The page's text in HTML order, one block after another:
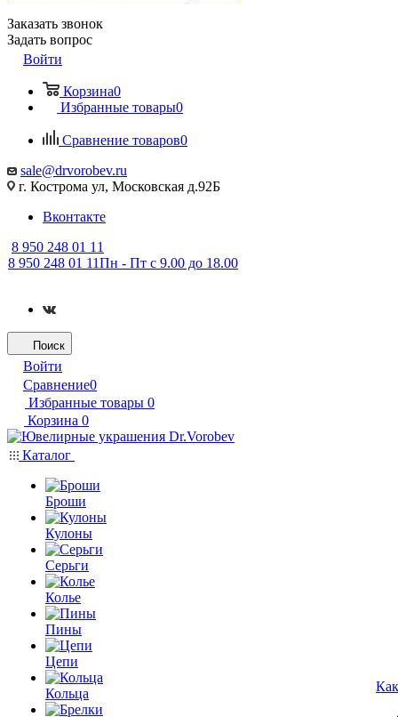
Заказать звонок
Задать вопрос
Войти
Корзина0
Избранные товары0
Сравнение товаров0
sale@drvorobev.ru
г. Кострома ул, Московская д.92Б
Вконтакте
8 950 248 01 11
8 950 248 01 11Пн - Пт с 9.00 до 18.00
Поиск
Войти
Сравнение0
Избранные товары 0
Корзина 0
Каталог
Броши
Кулоны
Серьги
Колье
Пины
Цепи
Кольца